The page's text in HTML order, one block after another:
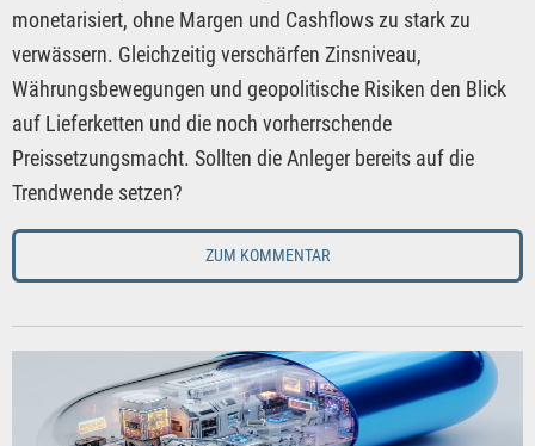
monetarisiert, ohne Margen und Cashflows zu stark zu
verwässern. Gleichzeitig verschärfen Zinsniveau,
Währungsbewegungen und geopolitische Risiken den Blick
auf Lieferketten und die noch vorherrschende
Preissetzungsmacht. Sollten die Anleger bereits auf die
Trendwende setzen?
ZUM KOMMENTAR